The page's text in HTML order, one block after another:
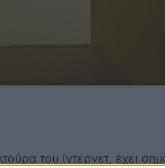
του ίντερνετ, έχει